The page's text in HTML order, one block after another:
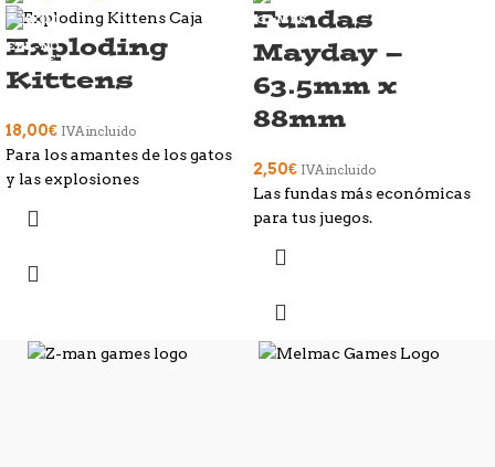
Exploding
Kittens
18,00€ IVA incluido
Para los amantes de los gatos
y las explosiones
Fundas
Mayday –
63.5mm x
88mm
2,50€ IVA incluido
Las fundas más económicas
para tus juegos.